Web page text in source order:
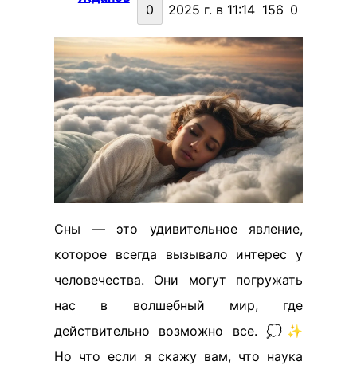
0
2025 г. в 11:14 156 0
Сны — это удивительное явление,
которое всегда вызывало интерес у
человечества. Они могут погружать
нас в волшебный мир, где
действительно возможно все. 💭✨
Но что если я скажу вам, что наука